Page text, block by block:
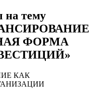
на тему
ФОРМА
КАК